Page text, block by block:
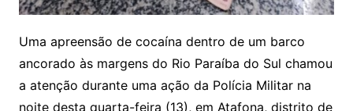
Uma apreensão de cocaína dentro de um barco
ancorado às margens do Rio Paraíba do Sul chamou
a atenção durante uma ação da Polícia Militar na
noite desta quarta-feira (13), em Atafona, distrito de